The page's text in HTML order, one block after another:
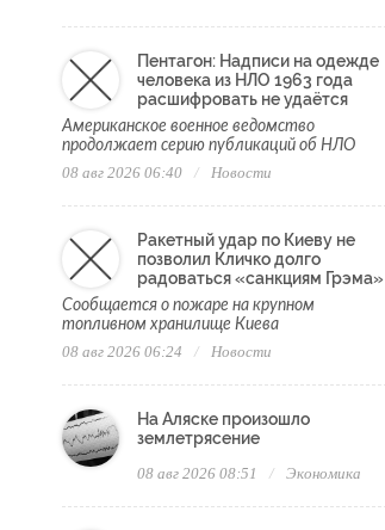
Пентагон: Надписи на одежде
человека из НЛО 1963 года
расшифровать не удаётся
Американское военное ведомство
продолжает серию публикаций об НЛО
08 авг 2026 06:40 Новости
Ракетный удар по Киеву не
позволил Кличко долго
радоваться «санкциям Грэма»
Сообщается о пожаре на крупном
топливном хранилище Киева
08 авг 2026 06:24 Новости
На Аляске произошло
землетрясение
08 авг 2026 08:51 Экономика